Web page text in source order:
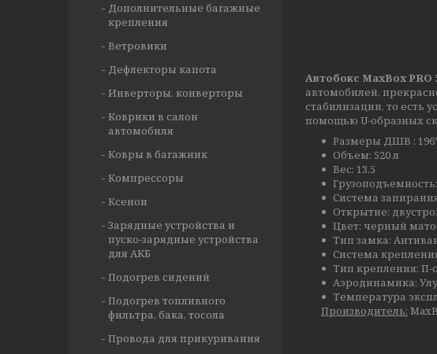
Автобокс MaxBox PRO
автомобилей,
стабилизации, то есть
помощью U-образных
Размеры ДШВ :
Объем: 520 л
Вес: 13,5
Грузоподъемность:
Система
Открытие:
Цвет: черный
Тип замка:
Система
Тип крепления: П-
Аэродинамика:
Температура
Производитель:
Дополнительные багажные
крепления
Ветровики
Дефлекторы капота
Инверторы, конверторы
Коврики в салон
автомобиля
Ковры в багажник
Компрессоры
Ксенон
Зарядные устройства и
пуско-зарядные устройства
для АКБ
Подогрев сидений
Подогрев топливного
фильтра, бака, тосола
Провода для прикуривания